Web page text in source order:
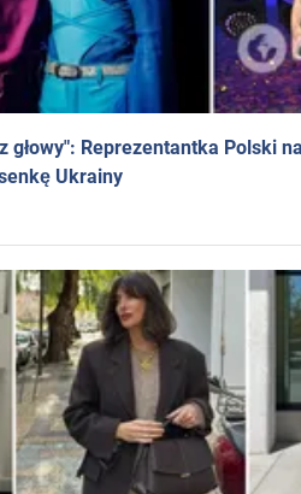
głowy": Reprezentantka Polski
Ukrainy